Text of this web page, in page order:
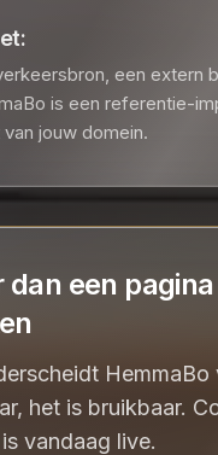
een extern
is een referentie-
jouw domein.
dan een
het is bruikbaar.
vandaag live.